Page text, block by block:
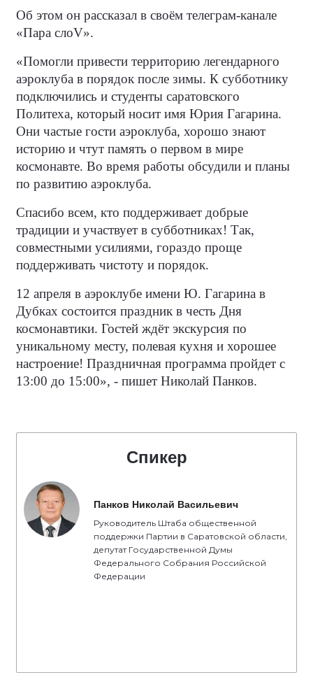
Об этом он рассказал в своём телеграм-канале
«Пара слоV».
«Помогли привести территорию легендарного
аэроклуба в порядок после зимы. К субботнику
подключились и студенты саратовского
Политеха, который носит имя Юрия Гагарина.
Они частые гости аэроклуба, хорошо знают
историю и чтут память о первом в мире
космонавте. Во время работы обсудили и планы
по развитию аэроклуба.
Спасибо всем, кто поддерживает добрые
традиции и участвует в субботниках! Так,
совместными усилиями, гораздо проще
поддерживать чистоту и порядок.
12 апреля в аэроклубе имени Ю. Гагарина в
Дубках состоится праздник в честь Дня
космонавтики. Гостей ждёт экскурсия по
уникальному месту, полевая кухня и хорошее
настроение! Праздничная программа пройдет с
13:00 до 15:00», - пишет Николай Панков.
Спикер
Панков Николай Васильевич
Руководитель Штаба общественной
поддержки Партии в Саратовской области,
депутат Государственной Думы
Федерального Собрания Российской
Федерации